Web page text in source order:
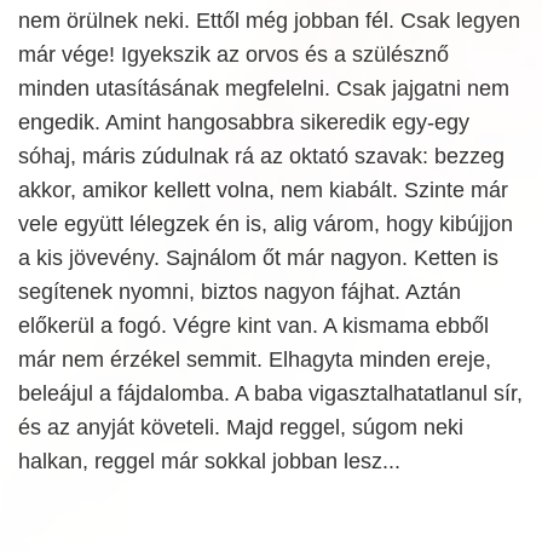
nem örülnek neki. Ettől még jobban fél. Csak legyen
már vége! Igyekszik az orvos és a szülésznő
minden utasításának megfelelni. Csak jajgatni nem
engedik. Amint hangosabbra sikeredik egy-egy
sóhaj, máris zúdulnak rá az oktató szavak: bezzeg
akkor, amikor kellett volna, nem kiabált. Szinte már
vele együtt lélegzek én is, alig várom, hogy kibújjon
a kis jövevény. Sajnálom őt már nagyon. Ketten is
segítenek nyomni, biztos nagyon fájhat. Aztán
előkerül a fogó. Végre kint van. A kismama ebből
már nem érzékel semmit. Elhagyta minden ereje,
beleájul a fájdalomba. A baba vigasztalhatatlanul sír,
és az anyját követeli. Majd reggel, súgom neki
halkan, reggel már sokkal jobban lesz...